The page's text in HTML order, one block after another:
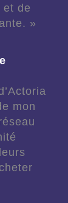
et de
»
mon